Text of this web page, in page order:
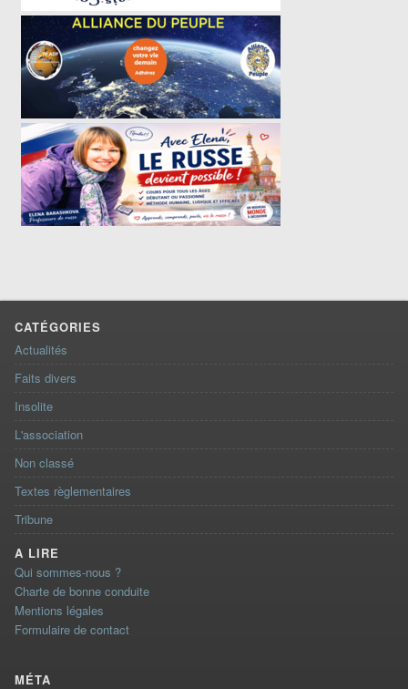
CATÉGORIES
Actualités
Faits divers
Insolite
L'association
Non classé
Textes règlementaires
Tribune
A LIRE
Qui sommes-nous ?
Charte de bonne conduite
Mentions légales
Formulaire de contact
MÉTA